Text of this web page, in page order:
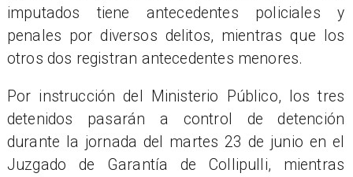
imputados tiene antecedentes policiales y
penales por diversos delitos, mientras que los
otros dos registran antecedentes menores.
Por instrucción del Ministerio Público, los tres
detenidos pasarán a control de detención
durante la jornada del martes 23 de junio en el
Juzgado de Garantía de Collipulli, mientras